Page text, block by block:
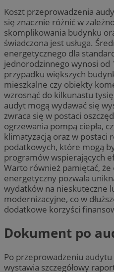
Koszt przeprowadzenia
się znacznie różnić w
skomplikowania budynku
świadczona jest usługa.
energetycznego dla
jednorodzinnego wynosi od
przypadku większych
mieszkalne czy obiekty
wzrosnąć do kilkunastu
audyt mogą wydawać się
zwraca się w postaci
ogrzewania pompą ciepła,
klimatyzacją oraz w postaci
podatkowych, które mogą
programów wspierających
Warto również pamiętać, że
energetyczny pozwala
wydatków na nieskuteczne
modernizacyjne, co w
dodatkowe korzyści
Dokument po
Po przeprowadzeniu
wystawia szczegółowy